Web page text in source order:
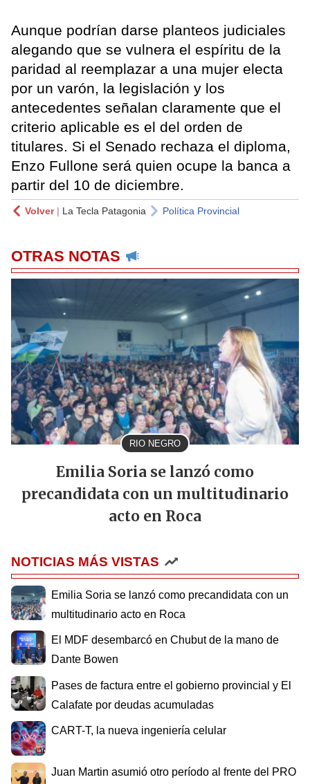
Aunque podrían darse planteos judiciales
alegando que se vulnera el espíritu de la
paridad al reemplazar a una mujer electa
por un varón, la legislación y los
antecedentes señalan claramente que el
criterio aplicable es el del orden de
titulares. Si el Senado rechaza el diploma,
Enzo Fullone será quien ocupe la banca a
partir del 10 de diciembre.
Volver| La Tecla Patagonia Política Provincial
OTRAS NOTAS
RIO NEGRO
Emilia Soria se lanzó como
precandidata con un multitudinario
acto en Roca
NOTICIAS MÁS VISTAS
Emilia Soria se lanzó como precandidata con un
multitudinario acto en Roca
El MDF desembarcó en Chubut de la mano de
Dante Bowen
Pases de factura entre el gobierno provincial y El
Calafate por deudas acumuladas
CART-T, la nueva ingeniería celular
Juan Martin asumió otro período al frente del PRO